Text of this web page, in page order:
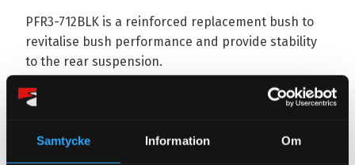
Samtycke Information Om
PFR3-712BLK is a reinforced replacement bush to
revitalise bush performance and provide stability
to the rear suspension.
Omdömen